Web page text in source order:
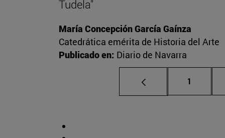
Tudela"
María Concepción García Gaínza
Catedrática emérita de Historia del Arte
Publicado en: Diario de Navarra
Página
1